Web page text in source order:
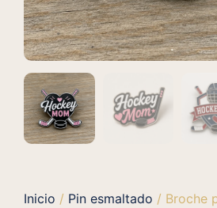
Inicio / Pin esmaltado / Broche